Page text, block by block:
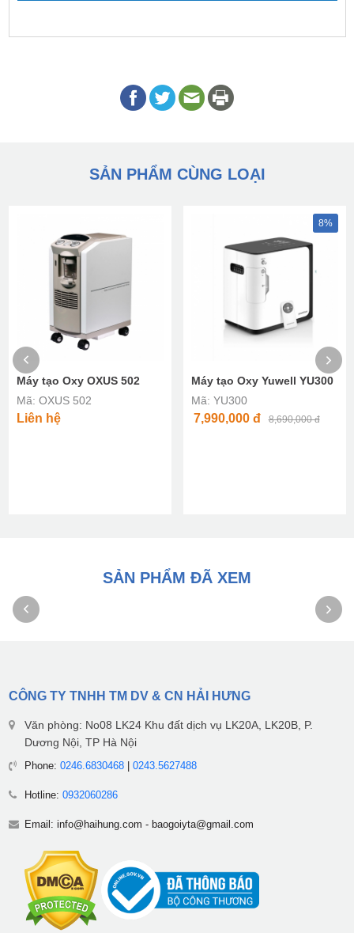
SẢN PHẨM CÙNG LOẠI
Máy tạo Oxy OXUS 502
Mã: OXUS 502
Liên hệ
8%
Máy tạo Oxy Yuwell YU300
Mã: YU300
7,990,000đ 8,690,000 đ
SẢN PHẨM ĐÃ XEM
CÔNG TY TNHH TM DV & CN HẢI HƯNG
Văn phòng: No08 LK24 Khu đất dịch vụ LK20A, LK20B, P.
Dương Nội, TP Hà Nội
Phone: 0246.6830468| 0243.5627488
Hotline: 0932060286
Email: info@haihung.com - baogoiyta@gmail.com